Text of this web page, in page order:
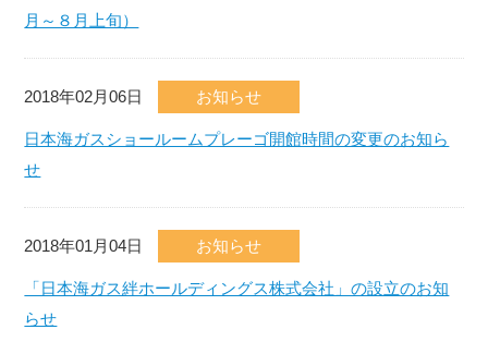
月～８月上旬）
2018年02月06日 お知らせ
日本海ガスショールームプレーゴ開館時間の変更のお知ら
せ
2018年01月04日 お知らせ
「日本海ガス絆ホールディングス株式会社」の設立のお知
らせ